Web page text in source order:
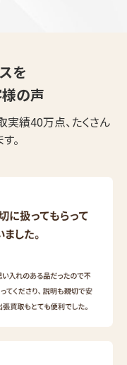
フリーダイヤル
を
の声
績40万点、たくさん
。